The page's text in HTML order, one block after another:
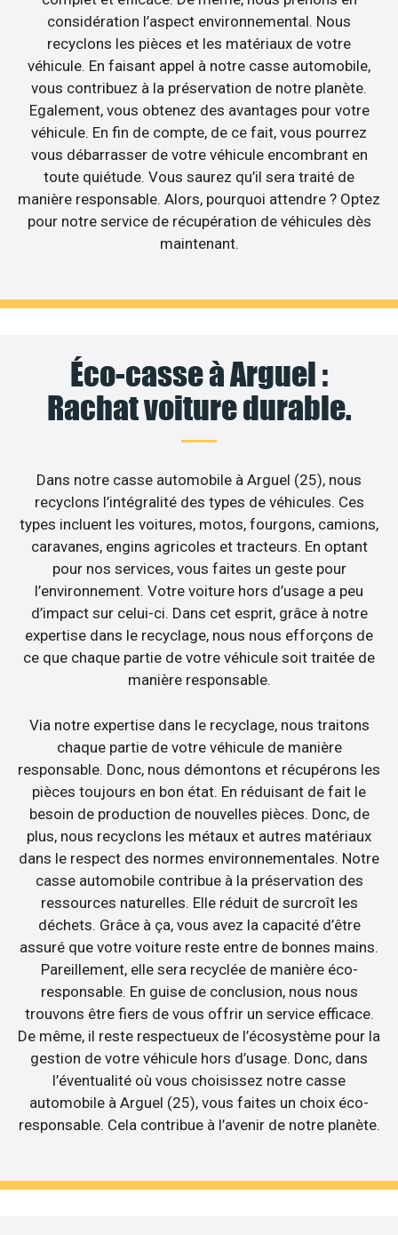
considération l’aspect environnemental. Nous
recyclons les pièces et les matériaux de votre
véhicule. En faisant appel à notre casse automobile,
vous contribuez à la préservation de notre planète.
Egalement, vous obtenez des avantages pour votre
véhicule. En fin de compte, de ce fait, vous pourrez
vous débarrasser de votre véhicule encombrant en
toute quiétude. Vous saurez qu’il sera traité de
manière responsable. Alors, pourquoi attendre ? Optez
pour notre service de récupération de véhicules dès
maintenant.
Éco-casse à Arguel :
Rachat voiture durable.
Dans notre casse automobile à Arguel (25), nous
recyclons l’intégralité des types de véhicules. Ces
types incluent les voitures, motos, fourgons, camions,
caravanes, engins agricoles et tracteurs. En optant
pour nos services, vous faites un geste pour
l’environnement. Votre voiture hors d’usage a peu
d’impact sur celui-ci. Dans cet esprit, grâce à notre
expertise dans le recyclage, nous nous efforçons de
ce que chaque partie de votre véhicule soit traitée de
manière responsable.
Via notre expertise dans le recyclage, nous traitons
chaque partie de votre véhicule de manière
responsable. Donc, nous démontons et récupérons les
pièces toujours en bon état. En réduisant de fait le
besoin de production de nouvelles pièces. Donc, de
plus, nous recyclons les métaux et autres matériaux
dans le respect des normes environnementales. Notre
casse automobile contribue à la préservation des
ressources naturelles. Elle réduit de surcroît les
déchets. Grâce à ça, vous avez la capacité d’être
assuré que votre voiture reste entre de bonnes mains.
Pareillement, elle sera recyclée de manière éco-
responsable. En guise de conclusion, nous nous
trouvons être fiers de vous offrir un service efficace.
De même, il reste respectueux de l’écosystème pour la
gestion de votre véhicule hors d’usage. Donc, dans
l’éventualité où vous choisissez notre casse
automobile à Arguel (25), vous faites un choix éco-
responsable. Cela contribue à l’avenir de notre planète.